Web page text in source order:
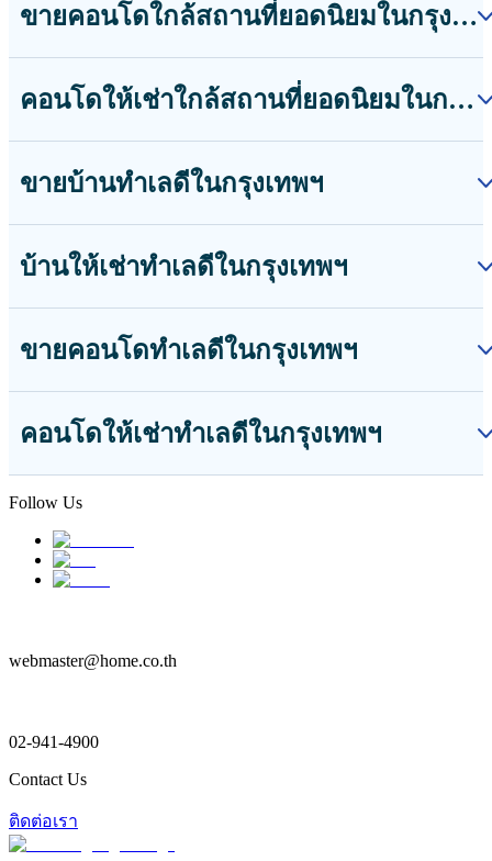
ขายคอนโดใกล้สถานที่ยอดนิยมในกรุงเทพฯ
คอนโดให้เช่าใกล้สถานที่ยอดนิยมในกรุงเทพฯ
ขายบ้านทำเลดีในกรุงเทพฯ
บ้านให้เช่าทำเลดีในกรุงเทพฯ
ขายคอนโดทำเลดีในกรุงเทพฯ
คอนโดให้เช่าทำเลดีในกรุงเทพฯ
Follow Us
webmaster@home.co.th
02-941-4900
Contact Us
ติดต่อเรา